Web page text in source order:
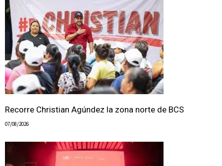
Recorre Christian Agúndez la zona norte de BCS
07/08/2026